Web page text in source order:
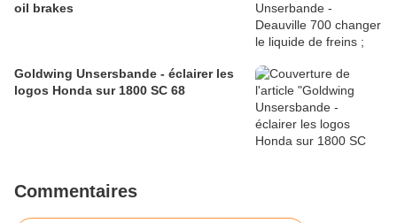
oil brakes
Goldwing Unsersbande - éclairer les
logos Honda sur 1800 SC 68
Commentaires